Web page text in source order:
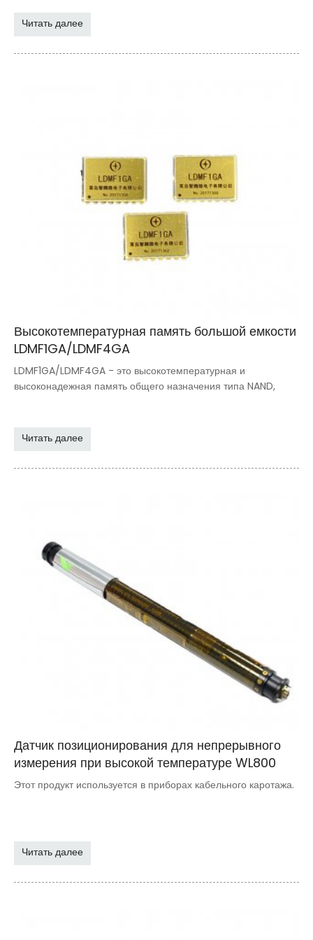
Читать далее
Высокотемпературная память большой емкости
LDMF1GA/LDMF4GA
LDMF1GA/LDMF4GA - это высокотемпературная и
высоконадежная память общего назначения типа NAND,
Читать далее
Датчик позиционирования для непрерывного
измерения при высокой температуре WL800
Этот продукт используется в приборах кабельного каротажа.
Читать далее